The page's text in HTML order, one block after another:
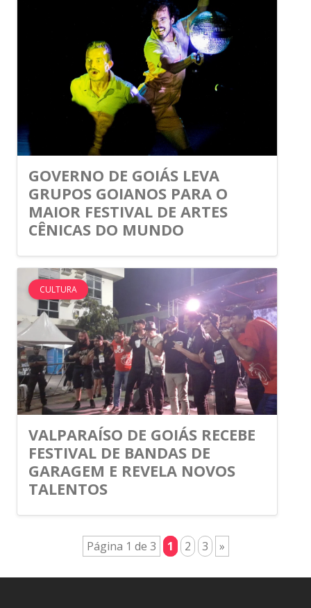
GOVERNO DE GOIÁS LEVA
GRUPOS GOIANOS PARA O
MAIOR FESTIVAL DE ARTES
CÊNICAS DO MUNDO
CULTURA
VALPARAÍSO DE GOIÁS RECEBE
FESTIVAL DE BANDAS DE
GARAGEM E REVELA NOVOS
TALENTOS
Página 1 de 3 1 2 3 »